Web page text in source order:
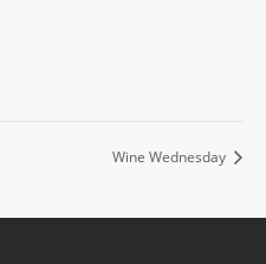
Wine Wednesday